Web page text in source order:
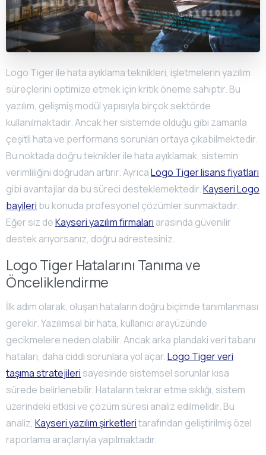
Logo Tiger ile hata ayıklama teknikleri, işletmelerin yazılım
süreçlerini optimize etmek için kritik öneme sahiptir. Bu
yazılım, gelişmiş modül yapısıyla birçok sektörde
kullanılmaktadır. Ancak her sistemde olduğu gibi zamanla
çeşitli hata ve performans sorunları ortaya çıkabilmektedir.
Bu noktada doğru teknikler ile hata ayıklamak, sistemin
verimliliğini doğrudan artırır. AyrıcaLogo Tiger lisans fiyatları
gibi avantajlar da bu süreci desteklemektedir.Kayseri Logo
bayileri bu konuda profesyonel çözümler sunmaktadır.
Eğer siz deKayseri yazılım firmaları arasında güvenilir
destek arıyorsanız, doğru adrestesiniz.
Logo Tiger Hatalarını Tanıma ve
Önceliklendirme
İlk adım olarak, oluşan hataların doğru biçimde tanımlanması
gerekir. Yazılımsal bir hata, kullanıcı arayüzünde
gecikmelere neden olabilir. Ancak arka plandaki veri tabanı
hataları, daha ciddi sorunlara yol açar.Logo Tiger veri
taşıma stratejileri sayesinde sistemsel sorunlar kısa
sürede belirlenebilir. Hataların tekrar etme sıklığı, sistem
üzerindeki etkisi ve çözüm süresi analiz edilmelidir. Bu
analiz, Kayseri yazılım şirketleritarafından geliştirilmiş özel
raporlama araçlarıyla yapılmaktadır.